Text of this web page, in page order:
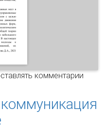
ДВИЖЕНИЯ
комментарии